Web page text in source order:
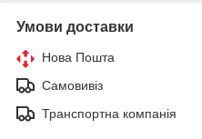
Умови доставки
Нова Пошта
Самовивіз
Транспортна компанія